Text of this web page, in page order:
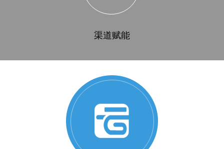
渠道赋能